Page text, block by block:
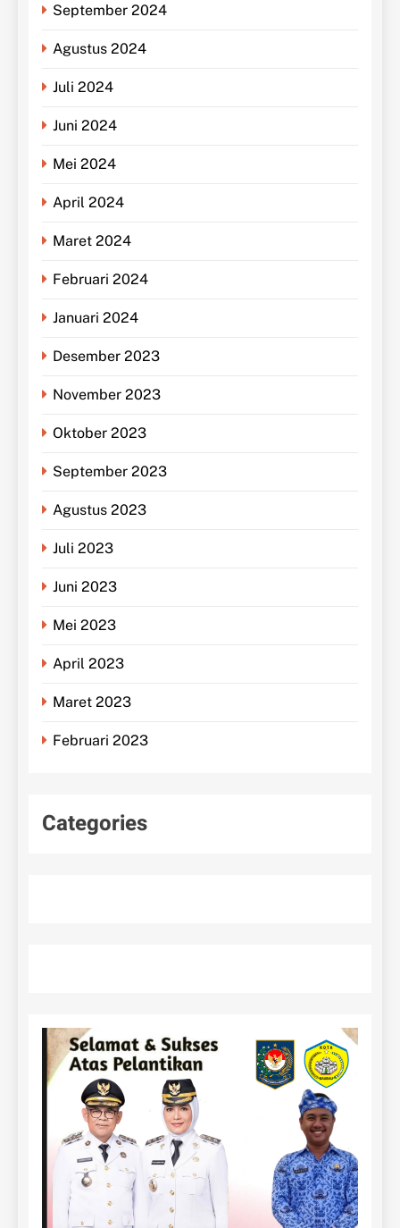
September 2024
Agustus 2024
Juli 2024
Juni 2024
Mei 2024
April 2024
Maret 2024
Februari 2024
Januari 2024
Desember 2023
November 2023
Oktober 2023
September 2023
Agustus 2023
Juli 2023
Juni 2023
Mei 2023
April 2023
Maret 2023
Februari 2023
Categories